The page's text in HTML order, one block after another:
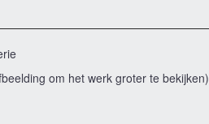
om het werk groter te bekijken)